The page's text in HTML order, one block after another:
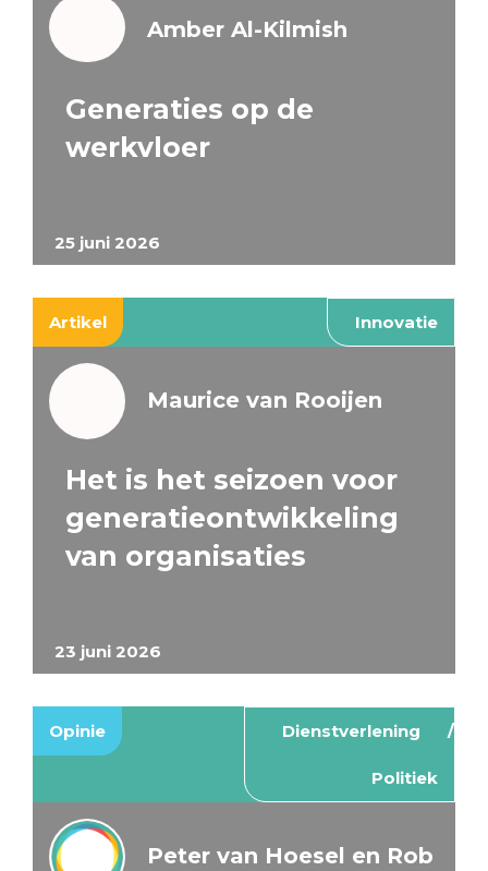
25 juni 2026
Amber Al-Kilmish
Generaties op de
werkvloer
Artikel Innovatie
23 juni 2026
Maurice van Rooijen
Het is het seizoen voor
generatieontwikkeling
van organisaties
Opinie Dienstverlening
Politiek
Peter van Hoesel en Rob